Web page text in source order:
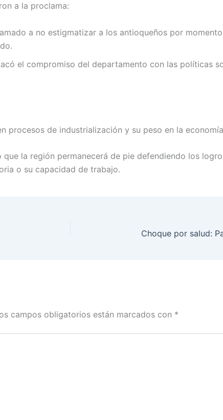
a la proclama:
a no estigmatizar a los antioqueños por
el compromiso del departamento con las políticas
procesos de industrialización y su peso en la
la región permanecerá de pie defendiendo los
o su capacidad de trabajo.
campos obligatorios están marcados con *